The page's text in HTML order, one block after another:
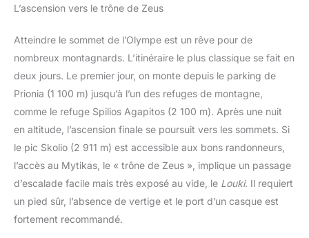
L’ascension vers le trône de Zeus
Atteindre le sommet de l’Olympe est un rêve pour de
nombreux montagnards. L’itinéraire le plus classique se fait en
deux jours. Le premier jour, on monte depuis le parking de
Prionia (1 100 m) jusqu’à l’un des refuges de montagne,
comme le refuge Spilios Agapitos (2 100 m). Après une nuit
en altitude, l’ascension finale se poursuit vers les sommets. Si
le pic Skolio (2 911 m) est accessible aux bons randonneurs,
l’accès au Mytikas, le « trône de Zeus », implique un passage
d’escalade facile mais très exposé au vide, le Louki. Il requiert
un pied sûr, l’absence de vertige et le port d’un casque est
fortement recommandé.